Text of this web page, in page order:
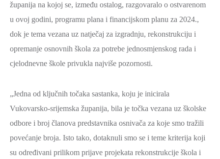
županija na kojoj se, između ostalog, razgovaralo o ostvarenom
u ovoj godini, programu plana i financijskom planu za 2024.,
dok je tema vezana uz natječaj za izgradnju, rekonstrukciju i
opremanje osnovnih škola za potrebe jednosmjenskog rada i
cjelodnevne škole privukla najviše pozornosti.
„Jedna od ključnih točaka sastanka, koju je inicirala
Vukovarsko-srijemska županija, bila je točka vezana uz školske
odbore i broj članova predstavnika osnivača za koje smo tražili
povećanje broja. Isto tako, dotaknuli smo se i teme kriterija koji
su određivani prilikom prijave projekata rekonstrukcije škola i